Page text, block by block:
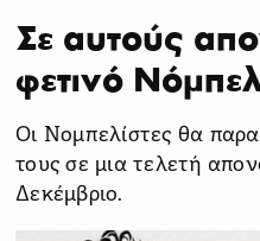
Σε αυτούς
φετινό
Οι Nομπελίστες θα
τους σε μια τελετή
Δεκέμβριο.